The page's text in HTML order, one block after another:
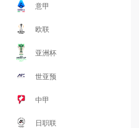
意甲
欧联
亚洲杯
世亚预
中甲
日职联